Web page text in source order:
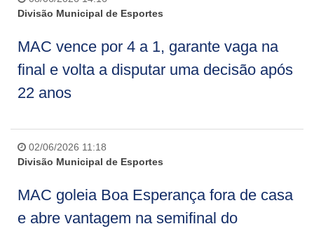
Divisão Municipal de Esportes
MAC vence por 4 a 1, garante vaga na
final e volta a disputar uma decisão após
22 anos
02/06/2026 11:18
Divisão Municipal de Esportes
MAC goleia Boa Esperança fora de casa
e abre vantagem na semifinal do